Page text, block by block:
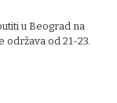
u Beograd na
od 21-23.